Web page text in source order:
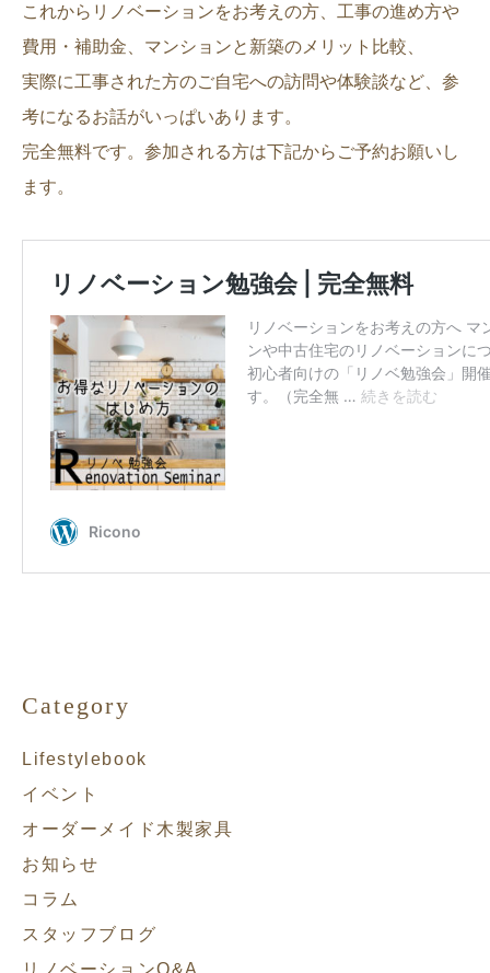
これからリノベーションをお考えの方、工事の進め方や
費用・補助金、マンションと新築のメリット比較、
実際に工事された方のご自宅への訪問や体験談など、参
考になるお話がいっぱいあります。
完全無料です。参加される方は下記からご予約お願いし
ます。
Category
Lifestylebook
イベント
オーダーメイド木製家具
お知らせ
コラム
スタッフブログ